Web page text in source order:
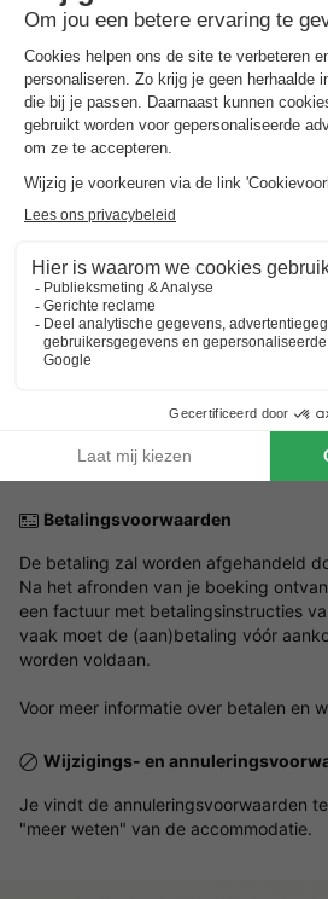
Gesproken talen bij de receptie
Zweeds, Engels
Parkeren
Op het park
Huisdieren
Huisdieren welkom.
Het maximaal aantal huisdieren dat is
aangegeven in de gegevens van de
Praktische informatie
Rookvrij etablissement
NRA (verhuurregistratienummer):
Betalingsvoorwaarden
De betaling zal worden afgehandeld
Na het afronden van je boeking
een factuur met betalingsinstructies
vaak moet de (aan)betaling vóór
worden voldaan.
Voor meer informatie over betalen en
Wijzigings- en
Je vindt de annuleringsvoorwaarden
"meer weten" van de accommodatie.